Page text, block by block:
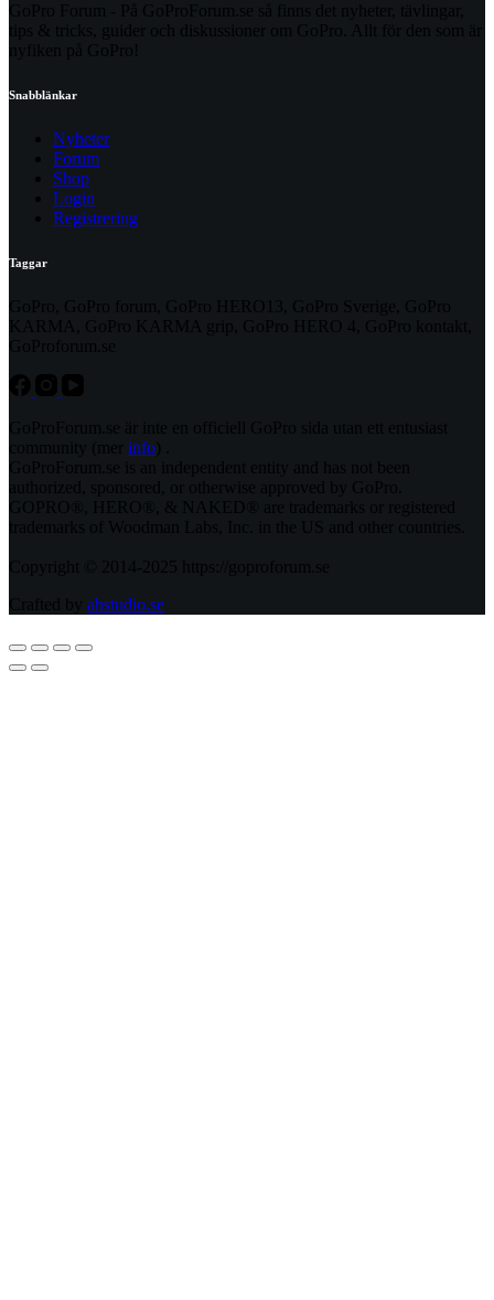
GoPro Forum - På GoProForum.se så finns det nyheter, tävlingar,
tips & tricks, guider och diskussioner om GoPro. Allt för den som är
nyfiken på GoPro!
Snabblänkar
Nyheter
Forum
Shop
Login
Registrering
Taggar
GoPro, GoPro forum, GoPro HERO13, GoPro Sverige, GoPro
KARMA, GoPro KARMA grip, GoPro HERO 4, GoPro kontakt,
GoProforum.se
GoProForum.se är inte en officiell GoPro sida utan ett entusiast
community (mer info) .
GoProForum.se is an independent entity and has not been
authorized, sponsored, or otherwise approved by GoPro.
GOPRO®, HERO®, & NAKED® are trademarks or registered
trademarks of Woodman Labs, Inc. in the US and other countries.
Copyright © 2014-2025 https://goproforum.se
Crafted by ahstudio.se